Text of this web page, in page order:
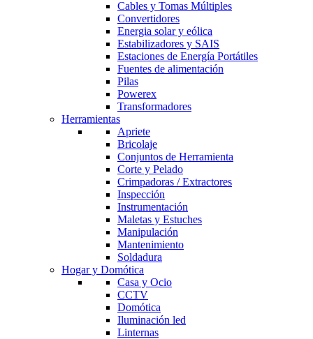
Cables y Tomas Múltiples
Convertidores
Energia solar y eólica
Estabilizadores y SAIS
Estaciones de Energía Portátiles
Fuentes de alimentación
Pilas
Powerex
Transformadores
Herramientas
Apriete
Bricolaje
Conjuntos de Herramienta
Corte y Pelado
Crimpadoras / Extractores
Inspección
Instrumentación
Maletas y Estuches
Manipulación
Mantenimiento
Soldadura
Hogar y Domótica
Casa y Ocio
CCTV
Domótica
Iluminación led
Linternas